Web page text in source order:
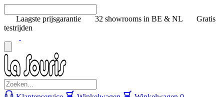
Laagste prijsgarantie 32 showrooms in BE & NL
Gratis
testrijden